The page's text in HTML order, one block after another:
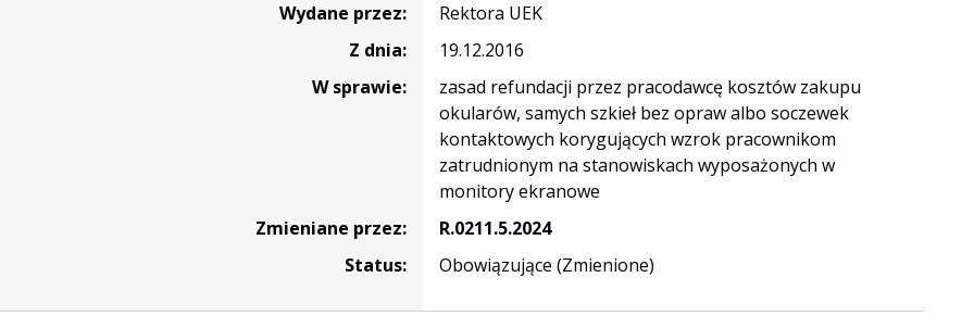
Wydane przez:
Rektora UEK
Z dnia:
19.12.2016
W sprawie:
zasad refundacji przez pracodawcę kosztów zakupu
okularów, samych szkieł bez opraw albo soczewek
kontaktowych korygujących wzrok pracownikom
zatrudnionym na stanowiskach wyposażonych w
monitory ekranowe
Zmieniane przez:
R.0211.5.2024
Status:
Obowiązujące (Zmienione)